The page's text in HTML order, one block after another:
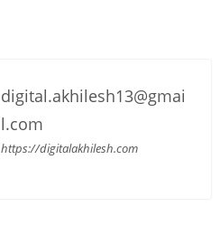
digital.akhilesh13@gmai
l.com
https://digitalakhilesh.com